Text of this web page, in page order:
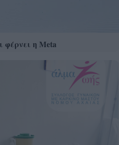
φέρνει η Meta